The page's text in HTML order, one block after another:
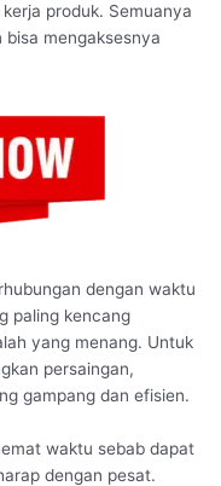
produk. Semuanya
mengaksesnya
dengan waktu
paling kencang
yang menang. Untuk
persaingan,
gampang dan efisien.
waktu sebab dapat
dengan pesat.